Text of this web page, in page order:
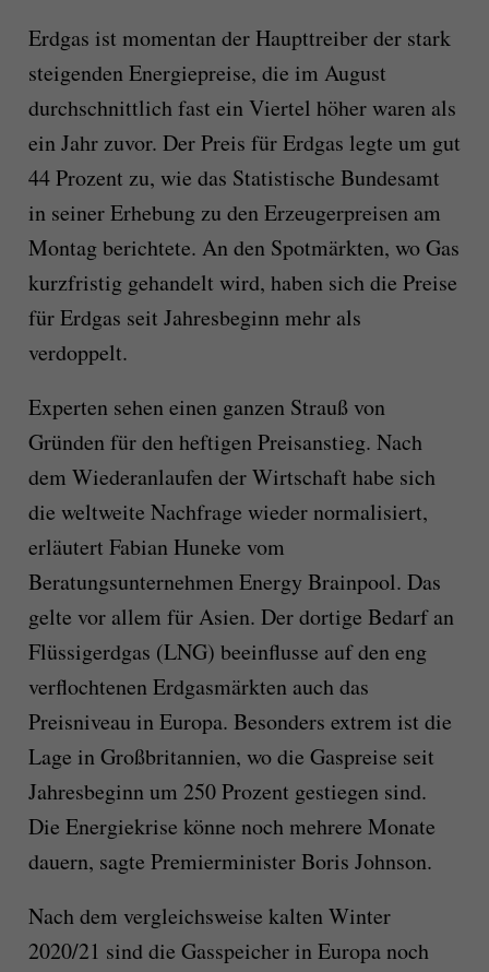
Erdgas ist momentan der Haupttreiber der stark
steigenden Energiepreise, die im August
durchschnittlich fast ein Viertel höher waren als
ein Jahr zuvor. Der Preis für Erdgas legte um gut
44 Prozent zu, wie das Statistische Bundesamt
in seiner Erhebung zu den Erzeugerpreisen am
Montag berichtete. An den Spotmärkten, wo Gas
kurzfristig gehandelt wird, haben sich die Preise
für Erdgas seit Jahresbeginn mehr als
verdoppelt.
Experten sehen einen ganzen Strauß von
Gründen für den heftigen Preisanstieg. Nach
dem Wiederanlaufen der Wirtschaft habe sich
die weltweite Nachfrage wieder normalisiert,
erläutert Fabian Huneke vom
Beratungsunternehmen Energy Brainpool. Das
gelte vor allem für Asien. Der dortige Bedarf an
Flüssigerdgas (LNG) beeinflusse auf den eng
verflochtenen Erdgasmärkten auch das
Preisniveau in Europa. Besonders extrem ist die
Lage in Großbritannien, wo die Gaspreise seit
Jahresbeginn um 250 Prozent gestiegen sind.
Die Energiekrise könne noch mehrere Monate
dauern, sagte Premierminister Boris Johnson.
Nach dem vergleichsweise kalten Winter
2020/21 sind die Gasspeicher in Europa noch